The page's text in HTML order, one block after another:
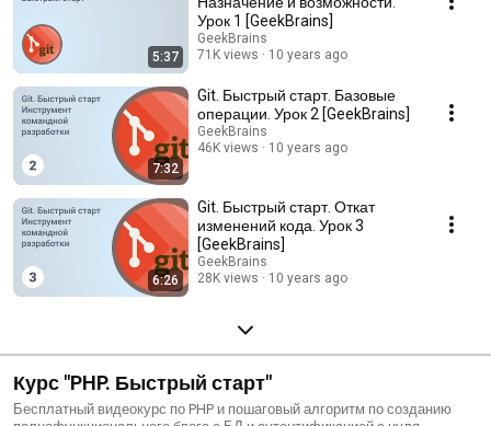
5:37
Урок 1 [GeekBrains]
GeekBrains
71K views
10 years ago
7:32
Git. Быстрый старт. Базовые
операции. Урок 2 [GeekBrains]
GeekBrains
46K views
10 years ago
6:26
Git. Быстрый старт. Откат
изменений кода. Урок 3
[GeekBrains]
GeekBrains
28K views
10 years ago
Курс "PHP. Быстрый старт"
Бесплатный видеокурс по PHP и пошаговый алгоритм по созданию